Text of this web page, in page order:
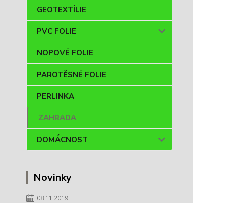
GEOTEXTÍLIE
PVC FOLIE
NOPOVÉ FOLIE
PAROTĚSNÉ FOLIE
PERLINKA
ZAHRADA
DOMÁCNOST
Novinky
08.11.2019